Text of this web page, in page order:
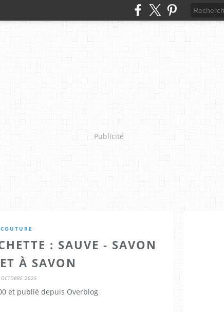
Publicité
COUTURE
: SAUVE - SAVON
À SAVON
2025
et publié depuis Overblog